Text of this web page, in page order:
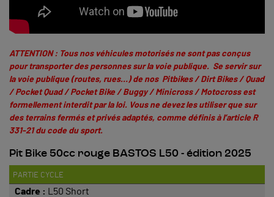
ATTENTION : Tous nos véhicules motorisés ne sont pas conçus
pour transporter des personnes sur la voie publique. Se servir sur
la voie publique (routes, rues…) de nos Pitbikes / Dirt Bikes / Quad
/ Pocket Quad / Pocket Bike / Buggy / Minicross / Motocross est
formellement interdit par la loi. Vous ne devez les utiliser que sur
des terrains fermés et privés adaptés, comme définis à l’article R
331-21 du code du sport.
Pit Bike 50cc rouge BASTOS L50 - édition 2025
PARTIE CYCLE
Cadre : L50 Short